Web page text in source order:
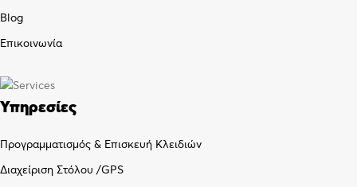
Blog
Επικοινωνία
Υπηρεσίες
Προγραμματισμός & Επισκευή Κλειδιών
Διαχείριση Στόλου /GPS